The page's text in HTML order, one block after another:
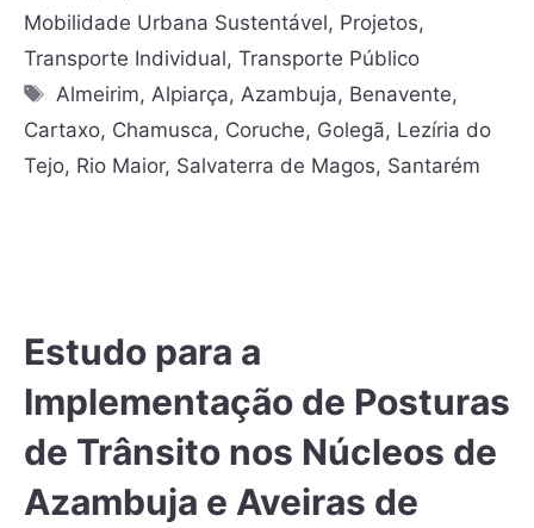
Mobilidade Urbana Sustentável, Projetos,
Transporte Individual, Transporte Público
Almeirim, Alpiarça, Azambuja, Benavente,
Cartaxo, Chamusca, Coruche, Golegã, Lezíria do
Tejo, Rio Maior, Salvaterra de Magos, Santarém
Estudo para a
Implementação de Posturas
de Trânsito nos Núcleos de
Azambuja e Aveiras de